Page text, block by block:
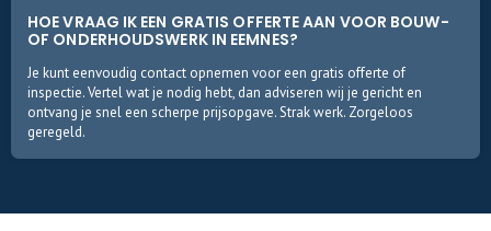
HOE VRAAG IK EEN GRATIS OFFERTE AAN VOOR BOUW-
OF ONDERHOUDSWERK IN EEMNES?
Je kunt eenvoudig contact opnemen voor een gratis offerte of
inspectie. Vertel wat je nodig hebt, dan adviseren wij je gericht en
ontvang je snel een scherpe prijsopgave. Strak werk. Zorgeloos
geregeld.